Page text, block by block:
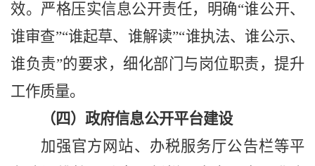
效。 严格压实信息公开责任， 明确“谁公开、
谁审查”“谁起草、谁解读”“谁执法、谁公示、
谁负责”的要求，细化部门与岗位职责，提升
工作质量。
（四） 政府信息公开平台建设
加强官方网站、办税服务厅公告栏等平